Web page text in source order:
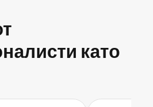
като